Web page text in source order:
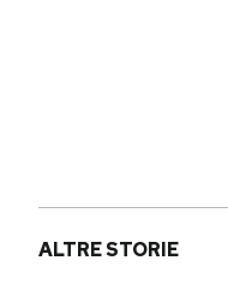
ALTRE STORIE